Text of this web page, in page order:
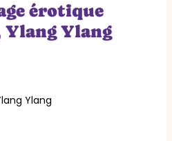
érotique
Ylang Ylang
Ylang